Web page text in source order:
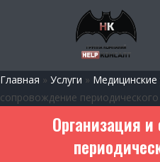
Главная » Услуги » Медицинские
сопровождение
Организация